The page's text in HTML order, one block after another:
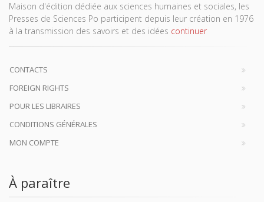
Maison d'édition dédiée aux sciences humaines et sociales, les
Presses de Sciences Po participent depuis leur création en 1976
à la transmission des savoirs et des idées continuer
CONTACTS
FOREIGN RIGHTS
POUR LES LIBRAIRES
CONDITIONS GÉNÉRALES
MON COMPTE
À paraître